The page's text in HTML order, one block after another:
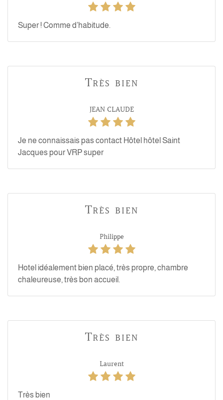
Super ! Comme d’habitude.
Très bien
JEAN CLAUDE
Je ne connaissais pas contact Hôtel hôtel Saint
Jacques pour VRP super
Très bien
Philippe
Hotel idéalement bien placé, très propre, chambre
chaleureuse, très bon accueil.
Très bien
Laurent
Très bien